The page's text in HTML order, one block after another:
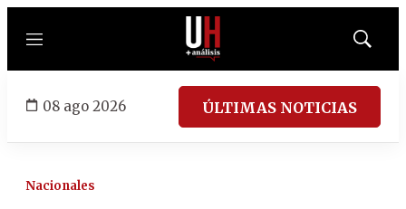
Menú
Mostrar
08 ago 2026 ÚLTIMAS NOTICIAS
Nacionales